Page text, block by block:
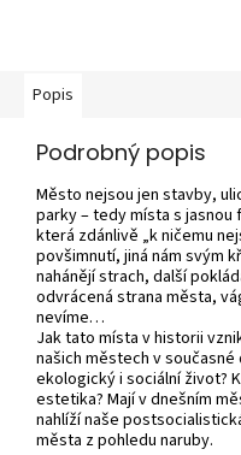
Popis
Podrobný popis
Město nejsou jen stavby,
parky – tedy místa s jasnou
která zdánlivě „k ničemu
povšimnutí, jiná nám svým
nahánějí strach, další
odvrácená strana města,
nevíme…
Jak tato místa v historii
našich městech v
ekologický i sociální život?
estetika? Mají v dnešním
nahlíží naše
města z pohledu naruby.